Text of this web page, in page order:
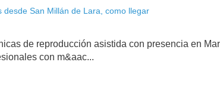
desde San Millán de Lara, como llegar
de reproducción asistida con presencia en
con m&aac...